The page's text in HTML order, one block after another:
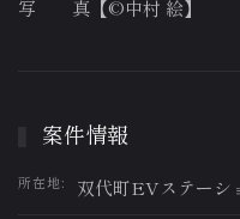
写 真【©中村 絵】
案件情報
所在地: 双代町EVステーシ